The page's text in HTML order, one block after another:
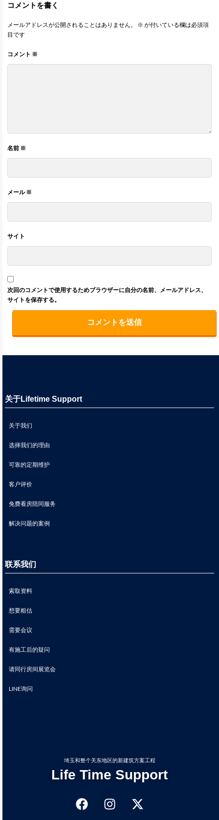
コメントを書く
メールアドレスが公開されることはありません。 ※ が付いている欄は必須項
目です
コメント ※
名前 ※
メール※
サイト
次回のコメントで使用するためブラウザーに自分の名前、メールアドレス、
サイトを保存する。
关于Lifetime Support
关于我们
选择我们的理由
可靠的定期维护
客户评价
免费看房陪同服务
解决问题的案例
联系我们
索取资料
想要粗估
需要会议
有施工后的疑问
请同行房间展览会
LINE询问
埼玉和整个关东地区的新建筑方案工程
Life Time Support